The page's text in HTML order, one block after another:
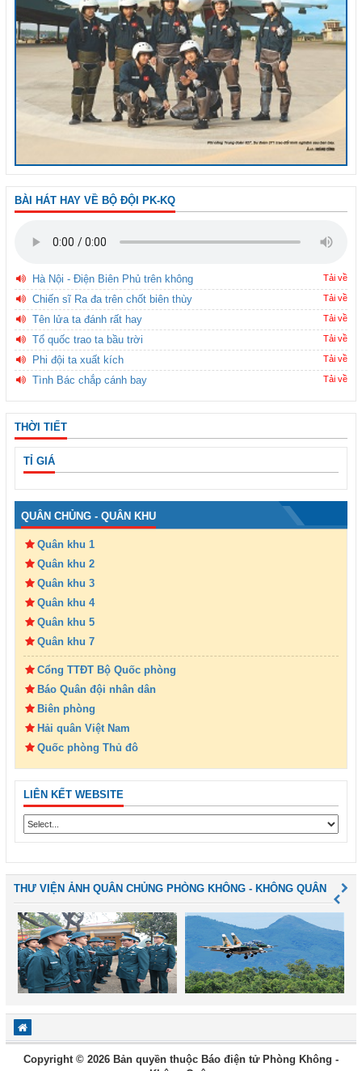
BÀI HÁT HAY VỀ BỘ ĐỘI PK-KQ
Hà Nội - Điện Biên Phủ trên không Tải về
Chiến sĩ Ra đa trên chốt biên thùy Tải về
Tên lửa ta đánh rất hay Tải về
Tổ quốc trao ta bầu trời Tải về
Phi đội ta xuất kích Tải về
Tình Bác chắp cánh bay Tải về
THỜI TIẾT
TỈ GIÁ
QUÂN CHỦNG - QUÂN KHU
Quân khu 1
Quân khu 2
Quân khu 3
Quân khu 4
Quân khu 5
Quân khu 7
Cổng TTĐT Bộ Quốc phòng
Báo Quân đội nhân dân
Biên phòng
Hải quân Việt Nam
Quốc phòng Thủ đô
LIÊN KẾT WEBSITE
THƯ VIỆN ẢNH QUÂN CHỦNG PHÒNG KHÔNG - KHÔNG QUÂN
Copyright © 2026 Bản quyền thuộc Báo điện tử Phòng Không -